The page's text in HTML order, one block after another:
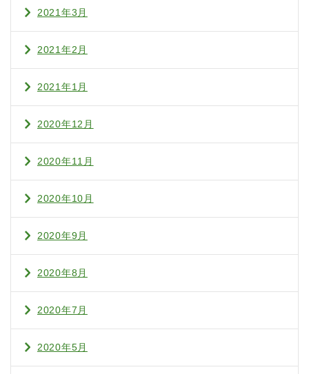
2021年3月
2021年2月
2021年1月
2020年12月
2020年11月
2020年10月
2020年9月
2020年8月
2020年7月
2020年5月